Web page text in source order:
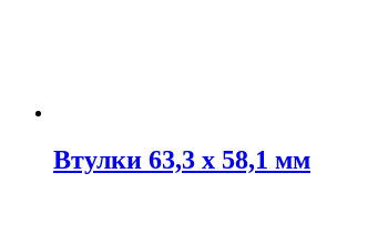
Втулки 63,3 х 58,1 мм